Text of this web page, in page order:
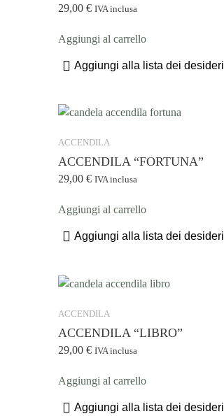
29,00 € IVA inclusa
Aggiungi al carrello
Aggiungi alla lista dei desideri
ACCENDILA
ACCENDILA “FORTUNA”
29,00 € IVA inclusa
Aggiungi al carrello
Aggiungi alla lista dei desideri
ACCENDILA
ACCENDILA “LIBRO”
29,00 € IVA inclusa
Aggiungi al carrello
Aggiungi alla lista dei desideri